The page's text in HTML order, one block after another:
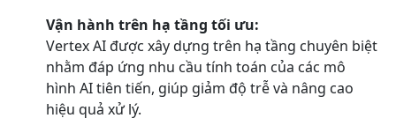
Vận hành trên hạ tầng tối ưu:
Vertex AI được xây dựng trên hạ tầng chuyên biệt
nhằm đáp ứng nhu cầu tính toán của các mô
hình AI tiên tiến, giúp giảm độ trễ và nâng cao
hiệu quả xử lý.